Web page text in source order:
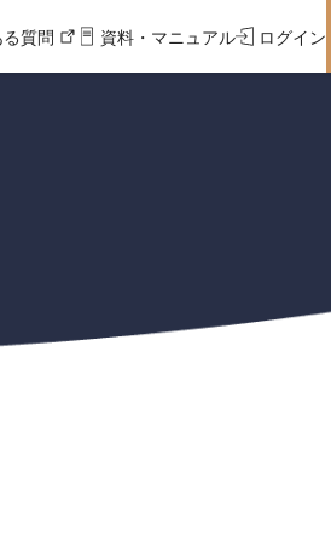
質問 資料・マニュアル ログイン